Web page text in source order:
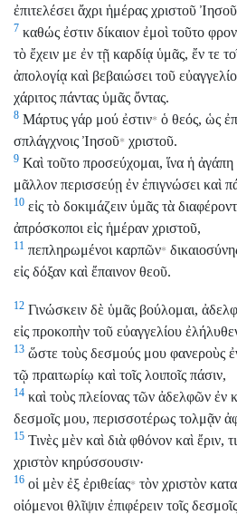
ἐπιτελέσει ἄχρι ἡμέρας χριστοῦ
7 καθώς ἐστιν δίκαιον ἐμοὶ τοῦτο
τὸ ἔχειν με ἐν τῇ καρδίᾳ ὑμᾶς, ἔν τε
ἀπολογίᾳ καὶ βεβαιώσει τοῦ
χάριτος πάντας ὑμᾶς ὄντας.
8 Μάρτυς γάρ μού ἐστιν* ὁ θεός, ὡς
σπλάγχνοις Ἰησοῦ* χριστοῦ.
9 Καὶ τοῦτο προσεύχομαι, ἵνα ἡ
μᾶλλον περισσεύῃ ἐν ἐπιγνώσει καὶ
10 εἰς τὸ δοκιμάζειν ὑμᾶς τὰ
ἀπρόσκοποι εἰς ἡμέραν χριστοῦ,
11 πεπληρωμένοι καρπῶν*
εἰς δόξαν καὶ ἔπαινον θεοῦ.
12 Γινώσκειν δὲ ὑμᾶς βούλομαι,
εἰς προκοπὴν τοῦ εὐαγγελίου
13 ὥστε τοὺς δεσμούς μου φανεροὺς
τῷ πραιτωρίῳ καὶ τοῖς λοιποῖς πάσιν,
14 καὶ τοὺς πλείονας τῶν ἀδελφῶν ἐν
δεσμοῖς μου, περισσοτέρως τολμᾷν
15 Τινὲς μὲν καὶ διὰ φθόνον καὶ ἔριν,
χριστὸν κηρύσσουσιν·
16 οἱ μὲν ἐξ ἐριθείας* τὸν χριστὸν
οἰόμενοι θλῖψιν ἐπιφέρειν τοῖς